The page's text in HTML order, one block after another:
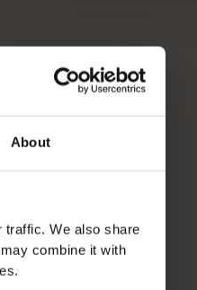
About
traffic. We also share
combine it with